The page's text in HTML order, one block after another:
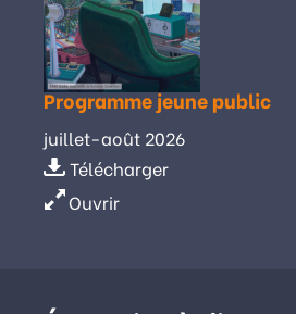
Programme jeune public
juillet-août 2026
Télécharger
Ouvrir